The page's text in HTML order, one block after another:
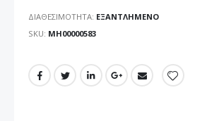
ΔΙΑΘΕΣΙΜΌΤΗΤΑ: ΕΞΑΝΤΛΗΜΈΝΟ
SKU ΜΗ00000583